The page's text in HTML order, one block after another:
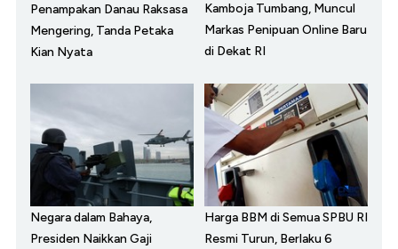
Penampakan Danau Raksasa
Mengering, Tanda Petaka
Kian Nyata
Kamboja Tumbang, Muncul
Markas Penipuan Online Baru
di Dekat RI
Negara dalam Bahaya,
Presiden Naikkan Gaji
Harga BBM di Semua SPBU RI
Resmi Turun, Berlaku 6